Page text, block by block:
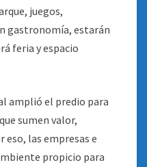
juegos,
gastronomía, estarán
feria y espacio
amplió el predio para
sumen valor,
eso, las empresas e
propicio para